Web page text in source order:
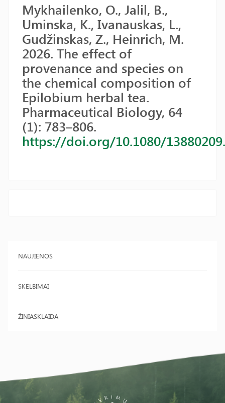
NAUJIENOS
SKELBIMAI
ŽINIASKLAIDA
Mykhailenko, O., Jalil, B.,
Uminska, K., Ivanauskas, L.,
Gudžinskas, Z., Heinrich, M.
2026. The effect of
provenance and species on
the chemical composition of
Epilobium herbal tea.
Pharmaceutical Biology, 64
(1): 783–806.
https://doi.org/10.1080/